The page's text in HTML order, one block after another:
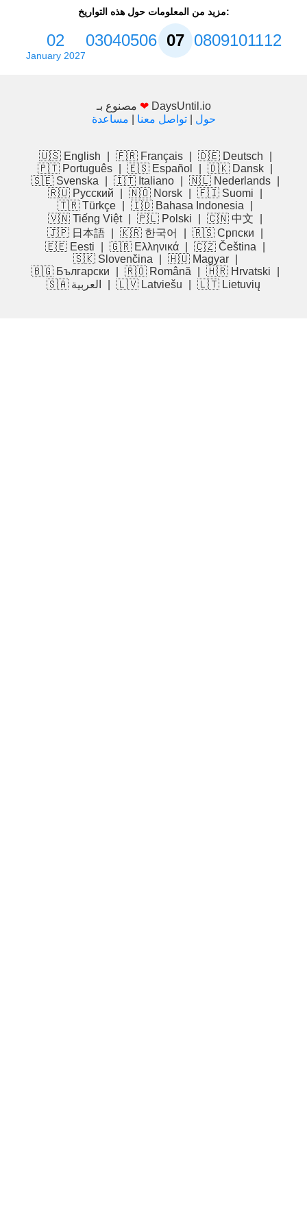
مزيد من المعلومات حول هذه التواريخ:
02
January 2027
03040506070809101112
❤ DaysUntil.io
حول |تواصل معنا مساعدة
🇺🇸 English 🇫🇷 Français 🇩🇪 Deutsch
🇵🇹 Português
🇪🇸 Español 🇩🇰 Dansk
🇸🇪 Svenska
🇮🇹 Italiano 🇳🇱 Nederlands
🇷🇺 Русский
🇳🇴 Norsk 🇫🇮 Suomi
🇹🇷 Türkçe
🇮🇩 Bahasa Indonesia
🇻🇳 Tiếng Việt
🇵🇱 Polski 🇨🇳 中文
🇯🇵 日本語
🇰🇷 한국어 🇷🇸 Српски
🇪🇪 Eesti
🇬🇷 Ελληνικά 🇨🇿 Čeština
🇸🇰 Slovenčina
🇭🇺 Magyar
🇧🇬 Български
🇷🇴 Română 🇭🇷 Hrvatski
🇸🇦 العربية
🇱🇻 Latviešu 🇱🇹 Lietuvių